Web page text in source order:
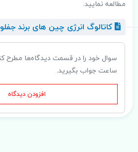
مطالعه نمایید.
کاتالوگ انرژی چین های برند جفلو
ساعت جواب بگیرید.
افزودن دیدگاه